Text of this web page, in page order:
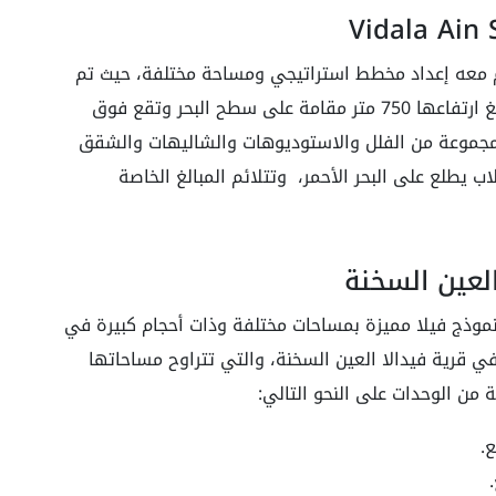
معه إعداد مخطط استراتيجي ومساحة مختلفة، حيث تم
إعداد المشروع على مساحة تصل 56 فدان، ويبلغ ارتفاعها 750 متر مقامة على سطح البحر وتقع فوق
من الفلل والاستوديوهات والشاليهات والشقق
على البحر الأحمر، وتتلائم المبالغ الخاصة
السخنة
فيلا مميزة بمساحات مختلفة وذات أحجام كبيرة في
فيدالا العين السخنة، والتي تتراوح مساحاتها